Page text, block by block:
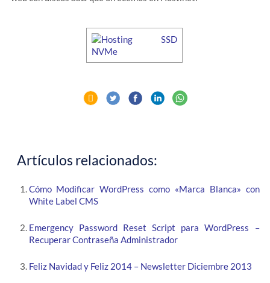
Artículos relacionados:
Cómo Modificar WordPress como «Marca Blanca» con
White Label CMS
Emergency Password Reset Script para WordPress –
Recuperar Contraseña Administrador
Feliz Navidad y Feliz 2014 – Newsletter Diciembre 2013